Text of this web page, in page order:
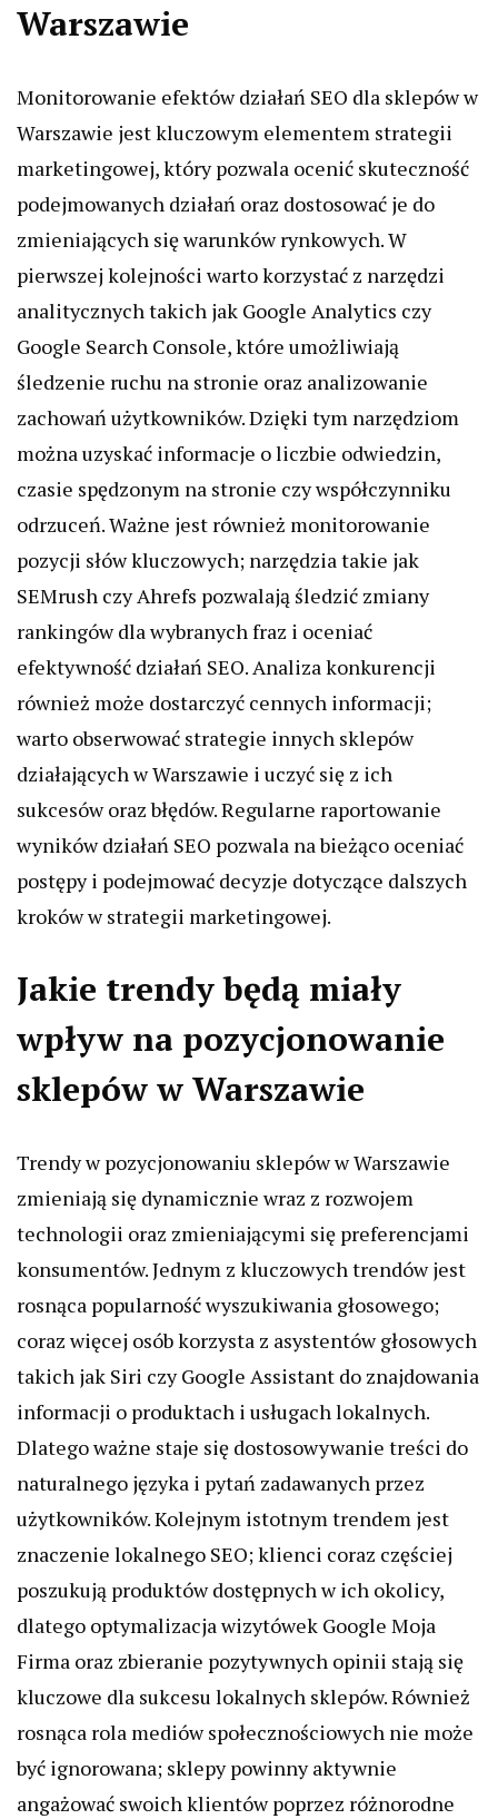
Warszawie
Monitorowanie efektów działań SEO dla sklepów w
Warszawie jest kluczowym elementem strategii
marketingowej, który pozwala ocenić skuteczność
podejmowanych działań oraz dostosować je do
zmieniających się warunków rynkowych. W
pierwszej kolejności warto korzystać z narzędzi
analitycznych takich jak Google Analytics czy
Google Search Console, które umożliwiają
śledzenie ruchu na stronie oraz analizowanie
zachowań użytkowników. Dzięki tym narzędziom
można uzyskać informacje o liczbie odwiedzin,
czasie spędzonym na stronie czy współczynniku
odrzuceń. Ważne jest również monitorowanie
pozycji słów kluczowych; narzędzia takie jak
SEMrush czy Ahrefs pozwalają śledzić zmiany
rankingów dla wybranych fraz i oceniać
efektywność działań SEO. Analiza konkurencji
również może dostarczyć cennych informacji;
warto obserwować strategie innych sklepów
działających w Warszawie i uczyć się z ich
sukcesów oraz błędów. Regularne raportowanie
wyników działań SEO pozwala na bieżąco oceniać
postępy i podejmować decyzje dotyczące dalszych
kroków w strategii marketingowej.
Jakie trendy będą miały
wpływ na pozycjonowanie
sklepów w Warszawie
Trendy w pozycjonowaniu sklepów w Warszawie
zmieniają się dynamicznie wraz z rozwojem
technologii oraz zmieniającymi się preferencjami
konsumentów. Jednym z kluczowych trendów jest
rosnąca popularność wyszukiwania głosowego;
coraz więcej osób korzysta z asystentów głosowych
takich jak Siri czy Google Assistant do znajdowania
informacji o produktach i usługach lokalnych.
Dlatego ważne staje się dostosowywanie treści do
naturalnego języka i pytań zadawanych przez
użytkowników. Kolejnym istotnym trendem jest
znaczenie lokalnego SEO; klienci coraz częściej
poszukują produktów dostępnych w ich okolicy,
dlatego optymalizacja wizytówek Google Moja
Firma oraz zbieranie pozytywnych opinii stają się
kluczowe dla sukcesu lokalnych sklepów. Również
rosnąca rola mediów społecznościowych nie może
być ignorowana; sklepy powinny aktywnie
angażować swoich klientów poprzez różnorodne